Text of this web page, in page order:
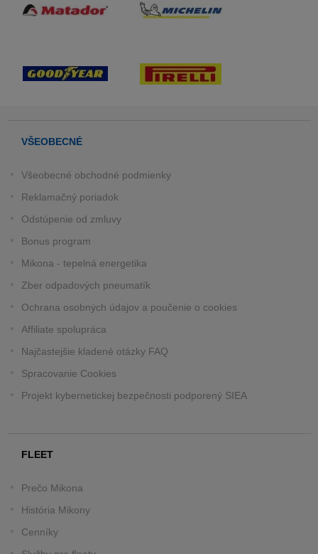
VŠEOBECNÉ
Všeobecné obchodné podmienky
Reklamačný poriadok
Odstúpenie od zmluvy
Bonus program
Mikona - tepelná energetika
Zber odpadových pneumatík
Ochrana osobných údajov a poučenie o cookies
Affiliate spolupráca
Najčastejšie kladené otázky FAQ
Spracovanie Cookies
Projekt kybernetickej bezpečnosti podporený SIEA
FLEET
Prečo Mikona
História Mikony
Cenníky